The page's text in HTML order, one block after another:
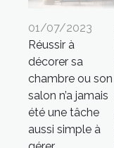
01/07/2023
Réussir à
décorer sa
chambre ou son
salon n’a jamais
été une tâche
aussi simple à